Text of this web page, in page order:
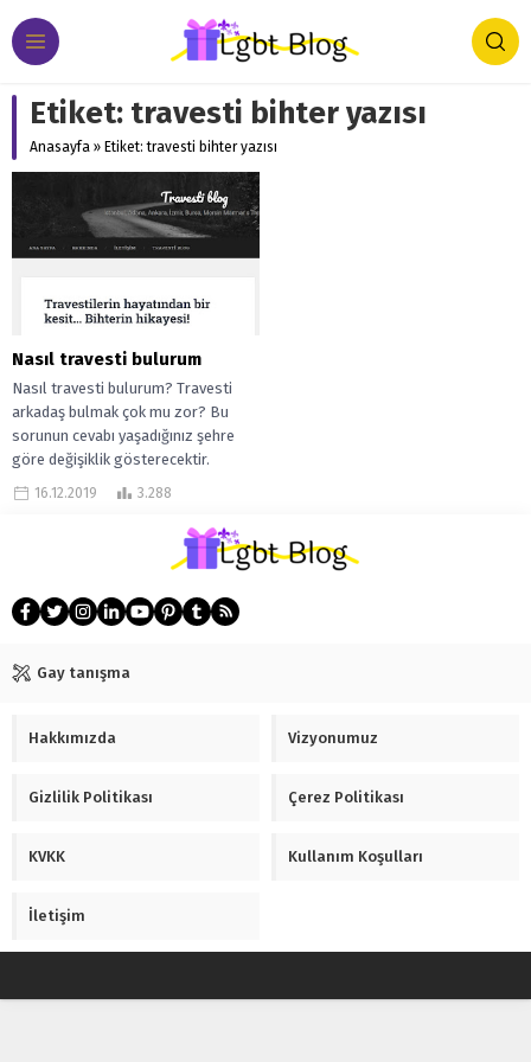
Etiket: travesti bihter yazısı
Anasayfa » Etiket: travesti bihter yazısı
Nasıl travesti bulurum
Nasıl travesti bulurum? Travesti
arkadaş bulmak çok mu zor? Bu
sorunun cevabı yaşadığınız şehre
göre değişiklik gösterecektir.
Travesti arkadaş bulmak...
16.12.2019 3.288
Gay tanışma
Hakkımızda Vizyonumuz
Gizlilik Politikası Çerez Politikası
KVKK Kullanım Koşulları
İletişim